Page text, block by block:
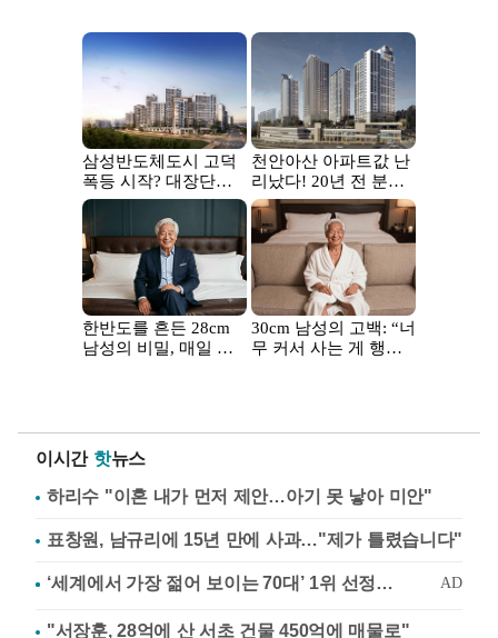
이시간 핫뉴스
하리수 "이혼 내가 먼저 제안…아기 못 낳아 미안"
표창원, 남규리에 15년 만에 사과…"제가 틀렸습니다"
"서장훈, 28억에 산 서초 건물 450억에 매물로"